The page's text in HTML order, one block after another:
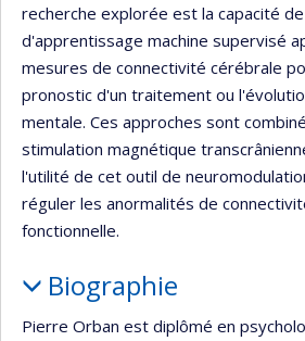
recherche explorée est la capacité
d'apprentissage machine supervisé
mesures de connectivité cérébrale
pronostic d'un traitement ou
mentale. Ces approches sont
stimulation magnétique
l'utilité de cet outil de
réguler les anormalités de
fonctionnelle.
Biographie
Pierre Orban est diplômé en